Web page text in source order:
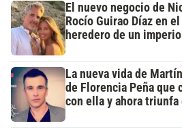
El nuevo negocio de
Rocío Guirao Díaz en
heredero de un
La nueva vida de
de Florencia Peña que
con ella y ahora triunfa